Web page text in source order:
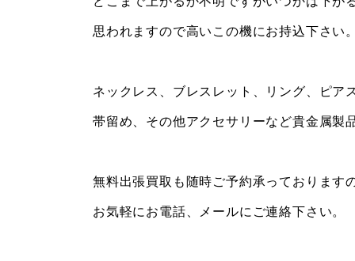
思われますので高いこの機にお持込下さい。
ネックレス、ブレスレット、リング、ピア
帯留め、その他アクセサリーなど貴金属製
無料出張買取も随時ご予約承っております
お気軽にお電話、メールにご連絡下さい。